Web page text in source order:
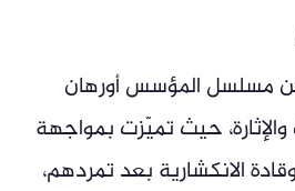
الحلقة 23 من مسلسل المؤسس أورهان
حيث تميّزت بمواجهة
الانكشارية بعد تمردهم،